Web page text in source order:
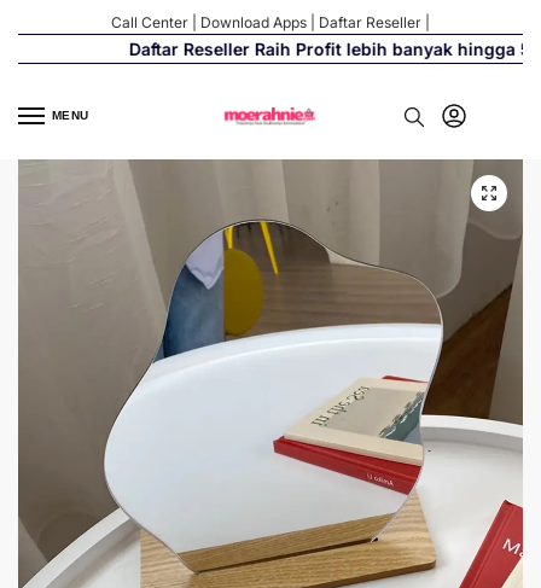
Call Center Download Apps Daftar Reseller
Daftar Reseller Raih Profit lebih banyak hingga
MENU